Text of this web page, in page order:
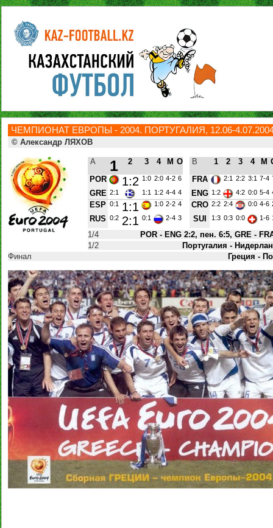
ЧЕМПИОНАТ ЕВРОПЫ - 2004. ПОРТУГАЛИЯ, 12.06-
© Александр ЛЯХОВ
A 1 2 3 4 М О B 1 2 3 4 М
POR
1:2 1:0 2:0 4-2 6 FRA 2:1 2:2 3:1 7-4
GRE 2:1 1:1 1:2 4-4 4 ENG 1:2 4:2 0:0 5-4
ESP 0:1 1:1 1:0 2-2 4 CRO 2:2 2:4 0:0 4-6
RUS 0:2 2:1 0:1 2-4 3 SUI 1:3 0:3 0:0 1-6
1/4
POR - ENG 2:2, пен. 6:5, GRE -
1/2
Португалия -
Финал
Греция -